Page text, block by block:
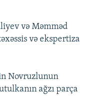
və Məmməd
və ekspertiza
Novruzlunun
ağzı parça